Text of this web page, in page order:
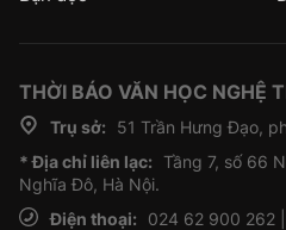
THỜI BÁO VĂN HỌC NGHỆ
Trụ sở:
51 Trần Hưng Đạo,
* Địa chỉ liên lạc: Tầng 7, số 66
Nghĩa Đô, Hà Nội.
Điện thoại:
024 62 900 262